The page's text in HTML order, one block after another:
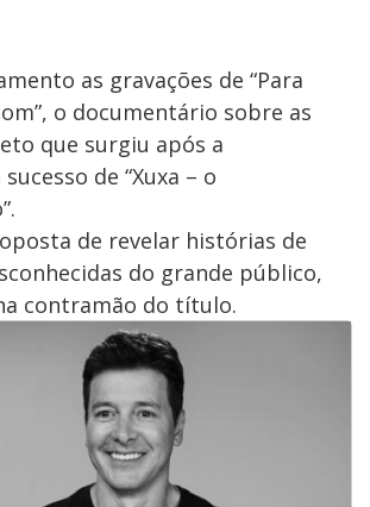
as gravações de “Para
o documentário sobre as
que surgiu após a
de “Xuxa – o
de revelar histórias de
do grande público,
contramão do título.